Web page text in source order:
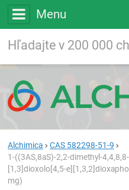
Menu
Vyhľadávanie
Alchimica
CAS 582298-51-9
1-((3AS,8aS)-2,2-dimethyl-
[1,3]dioxolo[4,5-
mg)